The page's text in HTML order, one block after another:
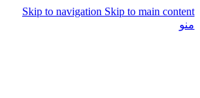
Skip to navigation Skip to main content
منو